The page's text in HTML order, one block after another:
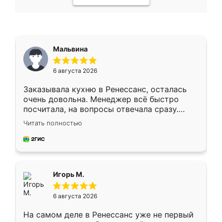
Мальвина
6 августа 2026
Заказывала кухню в Ренессанс, осталась
очень довольна. Менеджер всё быстро
посчитала, на вопросы отвечала сразу.
Замерщик приехал в субботу, подошёл к
делу со всей ответственностью. Собрали
за день, ребята работали аккуратно, даже
Читать полностью
Игорь М.
6 августа 2026
На самом деле в Ренессанс уже не первый